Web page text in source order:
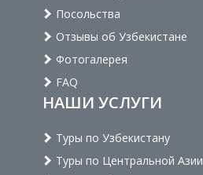
Посольства
Отзывы об Узбекистане
Фотогалерея
FAQ
НАШИ УСЛУГИ
Туры по Узбекистану
Туры по Центральной Азии